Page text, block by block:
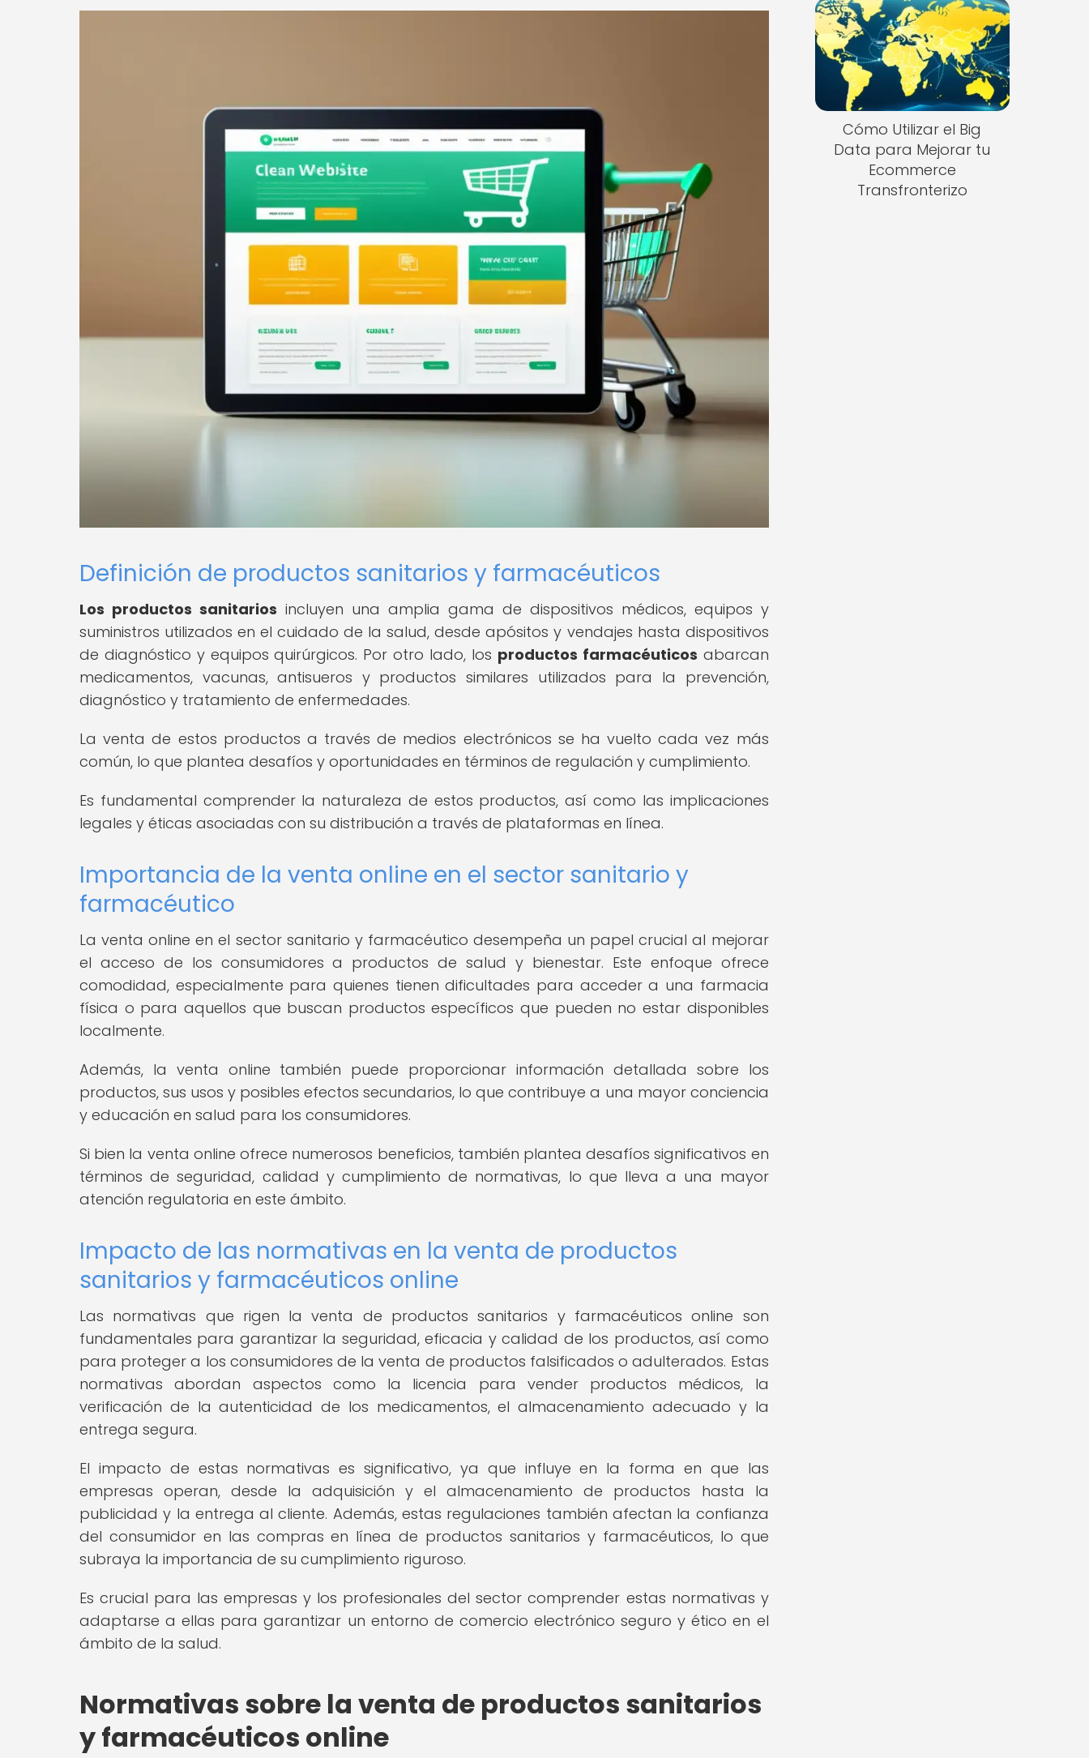
Definición de productos sanitarios y farmacéuticos
Los productos sanitarios incluyen una amplia gama de dispositivos médicos, equipos y
suministros utilizados en el cuidado de la salud, desde apósitos y vendajes hasta dispositivos
de diagnóstico y equipos quirúrgicos. Por otro lado, los productos farmacéuticos abarcan
medicamentos, vacunas, antisueros y productos similares utilizados para la prevención,
diagnóstico y tratamiento de enfermedades.
La venta de estos productos a través de medios electrónicos se ha vuelto cada vez más
común, lo que plantea desafíos y oportunidades en términos de regulación y cumplimiento.
Es fundamental comprender la naturaleza de estos productos, así como las implicaciones
legales y éticas asociadas con su distribución a través de plataformas en línea.
Importancia de la venta online en el sector sanitario y
farmacéutico
La venta online en el sector sanitario y farmacéutico desempeña un papel crucial al mejorar
el acceso de los consumidores a productos de salud y bienestar. Este enfoque ofrece
comodidad, especialmente para quienes tienen dificultades para acceder a una farmacia
física o para aquellos que buscan productos específicos que pueden no estar disponibles
localmente.
Además, la venta online también puede proporcionar información detallada sobre los
productos, sus usos y posibles efectos secundarios, lo que contribuye a una mayor conciencia
y educación en salud para los consumidores.
Si bien la venta online ofrece numerosos beneficios, también plantea desafíos significativos en
términos de seguridad, calidad y cumplimiento de normativas, lo que lleva a una mayor
atención regulatoria en este ámbito.
Impacto de las normativas en la venta de productos
sanitarios y farmacéuticos online
Las normativas que rigen la venta de productos sanitarios y farmacéuticos online son
fundamentales para garantizar la seguridad, eficacia y calidad de los productos, así como
para proteger a los consumidores de la venta de productos falsificados o adulterados. Estas
normativas abordan aspectos como la licencia para vender productos médicos, la
verificación de la autenticidad de los medicamentos, el almacenamiento adecuado y la
entrega segura.
El impacto de estas normativas es significativo, ya que influye en la forma en que las
empresas operan, desde la adquisición y el almacenamiento de productos hasta la
publicidad y la entrega al cliente. Además, estas regulaciones también afectan la confianza
del consumidor en las compras en línea de productos sanitarios y farmacéuticos, lo que
subraya la importancia de su cumplimiento riguroso.
Es crucial para las empresas y los profesionales del sector comprender estas normativas y
adaptarse a ellas para garantizar un entorno de comercio electrónico seguro y ético en el
ámbito de la salud.
Normativas sobre la venta de productos sanitarios
y farmacéuticos online
Cómo Utilizar el Big
Data para Mejorar tu
Ecommerce
Transfronterizo